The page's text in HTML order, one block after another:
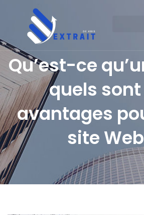
Qu’est-ce
quels sont
avantages
site